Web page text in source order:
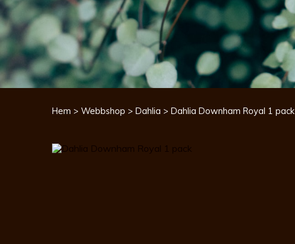
Hem > Webbshop > Dahlia > Dahlia Downham Royal 1 pack